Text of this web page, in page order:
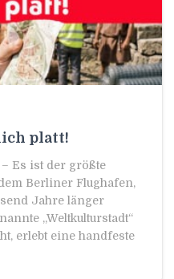
platt!
– Es ist der größte
Berliner Flughafen,
Jahre länger
„Weltkulturstadt“
erlebt eine handfeste